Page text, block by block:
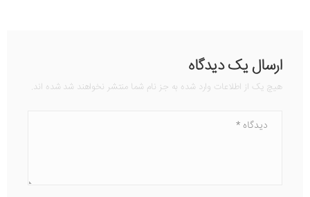
ارسال یک دیدگاه
هیچ یک از اطلاعات وارد شده به جز نام شما منتشر نخواهند شد شده اند.